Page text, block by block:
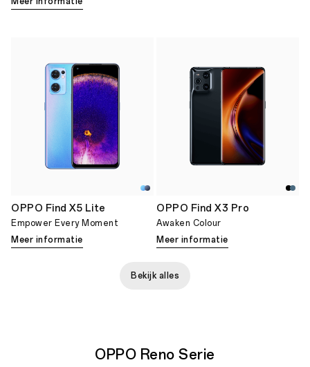
OPPO Find X5 Lite
Empower Every Moment
Meer informatie
OPPO Find X3 Pro
Awaken Colour
Meer informatie
Bekijk alles
OPPO Reno Serie